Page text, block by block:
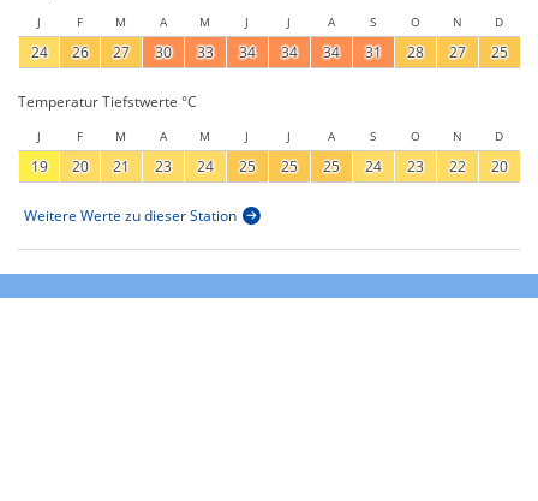
J F M A M J J A S O N D
24 26 27 30 33 34 34 34 31 28 27 25
Temperatur Tiefstwerte °C
J F M A M J J A S O N D
19 20 21 23 24 25 25 25 24 23 22 20
Weitere Werte zu dieser Station